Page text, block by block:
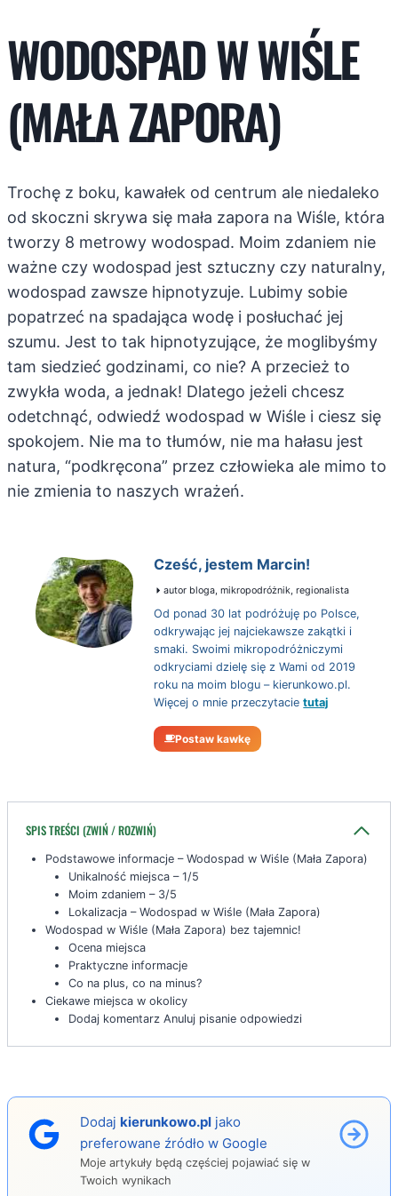
WODOSPAD W WIŚLE
(MAŁA ZAPORA)
Trochę z boku, kawałek od centrum ale niedaleko
od skoczni skrywa się mała zapora na Wiśle, która
tworzy 8 metrowy wodospad. Moim zdaniem nie
ważne czy wodospad jest sztuczny czy naturalny,
wodospad zawsze hipnotyzuje. Lubimy sobie
popatrzeć na spadająca wodę i posłuchać jej
szumu. Jest to tak hipnotyzujące, że moglibyśmy
tam siedzieć godzinami, co nie? A przecież to
zwykła woda, a jednak! Dlatego jeżeli chcesz
odetchnąć, odwiedź wodospad w Wiśle i ciesz się
spokojem. Nie ma to tłumów, nie ma hałasu jest
natura, “podkręcona” przez człowieka ale mimo to
nie zmienia to naszych wrażeń.
Cześć, jestem Marcin!
autor bloga, mikropodróżnik, regionalista
Od ponad 30 lat podróżuję po Polsce,
odkrywając jej najciekawsze zakątki i
smaki. Swoimi mikropodróżniczymi
odkryciami dzielę się z Wami od 2019
roku na moim blogu – kierunkowo.pl.
Więcej o mnie przeczytacietutaj
Postaw kawkę
SPIS TREŚCI (ZWIŃ / ROZWIŃ)
Podstawowe informacje – Wodospad w Wiśle (Mała Zapora)
Unikalność miejsca – 1/5
Moim zdaniem – 3/5
Lokalizacja – Wodospad w Wiśle (Mała Zapora)
Wodospad w Wiśle (Mała Zapora) bez tajemnic!
Ocena miejsca
Praktyczne informacje
Co na plus, co na minus?
Ciekawe miejsca w okolicy
Dodaj komentarz Anuluj pisanie odpowiedzi
Dodajkierunkowo.pl jako
preferowane źródło w Google
Moje artykuły będą częściej pojawiać się w
Twoich wynikach